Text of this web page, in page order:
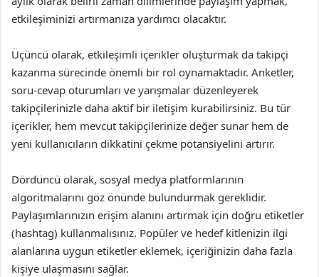
etkileşiminizi artırmanıza yardımcı olacaktır.
Üçüncü olarak, etkileşimli içerikler oluşturmak da takipçi
kazanma sürecinde önemli bir rol oynamaktadır. Anketler,
soru-cevap oturumları ve yarışmalar düzenleyerek
takipçilerinizle daha aktif bir iletişim kurabilirsiniz. Bu tür
içerikler, hem mevcut takipçilerinize değer sunar hem de
yeni kullanıcıların dikkatini çekme potansiyelini artırır.
Dördüncü olarak, sosyal medya platformlarının
algoritmalarını göz önünde bulundurmak gereklidir.
Paylaşımlarınızın erişim alanını artırmak için doğru etiketler
(hashtag) kullanmalısınız. Popüler ve hedef kitlenizin ilgi
alanlarına uygun etiketler eklemek, içeriğinizin daha fazla
kişiye ulaşmasını sağlar.